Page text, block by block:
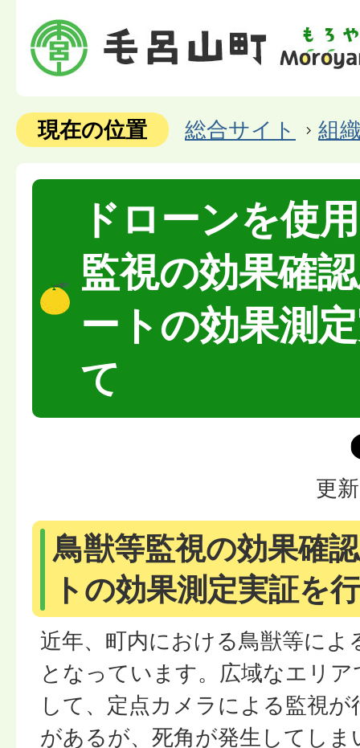
現在の位置 総合サイト 組
ドローンを使
監視の効果確
ートの効果測
て
更
鳥獣等監視の効果確
トの効果測定実証を
近年、町内における鳥獣等によ
となっています。広域なエリ
して、定点カメラによる監視
があるが、死角が発生してし